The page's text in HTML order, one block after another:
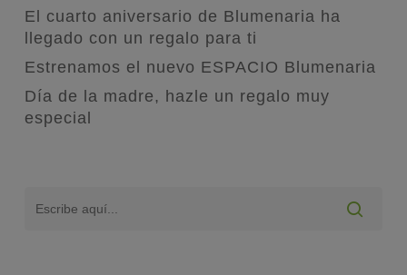
El cuarto aniversario de Blumenaria ha
llegado con un regalo para ti
Estrenamos el nuevo ESPACIO Blumenaria
Día de la madre, hazle un regalo muy
especial